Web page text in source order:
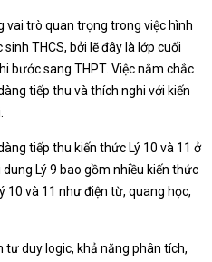
vai trò quan trọng trong việc hình
THCS, bởi lẽ đây là lớp cuối
bước sang THPT. Việc nắm chắc
tiếp thu và thích nghi với kiến
tiếp thu kiến thức Lý 10 và 11 ở
Lý 9 bao gồm nhiều kiến thức
10 và 11 như điện từ, quang học,
tư duy logic, khả năng phân tích,